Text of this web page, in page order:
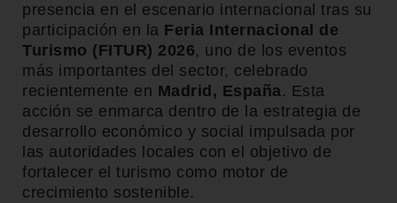
presencia en el escenario internacional tras su
participación en la Feria Internacional de
Turismo (FITUR) 2026, uno de los eventos
más importantes del sector, celebrado
recientemente en Madrid, España. Esta
acción se enmarca dentro de la estrategia de
desarrollo económico y social impulsada por
las autoridades locales con el objetivo de
fortalecer el turismo como motor de
crecimiento sostenible.